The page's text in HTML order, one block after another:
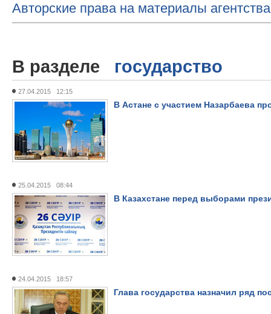
Авторские права на материалы
В разделе государство
27.04.2015 12:15
В Астане с участием Назарбаева
25.04.2015 08:44
В Казахстане перед выборами
24.04.2015 18:57
Глава государства назначил ряд